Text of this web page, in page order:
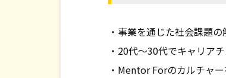
・事業を通じた社会課題
・20代〜30代でキャリア
・Mentor Forのカルチャ